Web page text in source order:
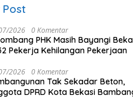
Jatirangon Punya
Harga
Post
2026 0 Komentar
PHK Masih Bayangi
Pekerja Kehilangan Pekerjaan
2026 0 Komentar
Tak Sekadar Beton,
DPRD Kota Bekasi